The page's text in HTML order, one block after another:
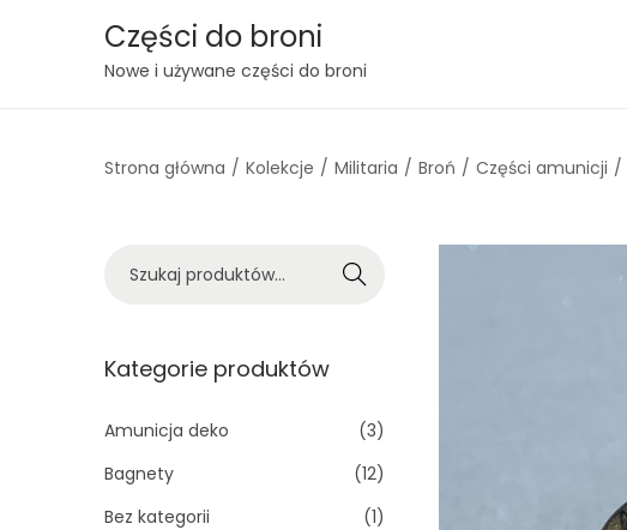
S
p
i
a
t
i
S
p
t
n
t
Części do broni
Nowe i używane części do broni
Strona główna / Kolekcje / Militaria / Broń / Części amunicji /
k
j
:
Szukaj
Kategorie produktów
Amunicja deko
(3)
Bagnety
(12)
Bez kategorii
(1)